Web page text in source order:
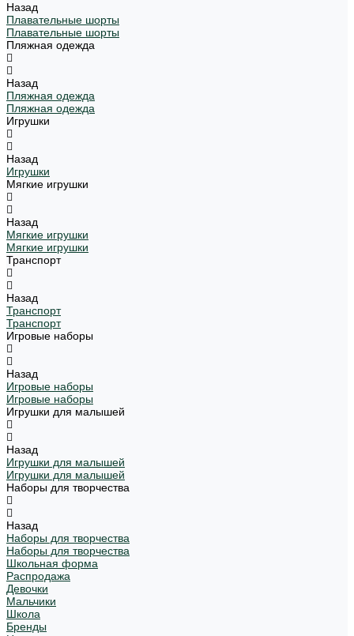
Назад
Плавательные шорты
Плавательные шорты
Пляжная одежда
Назад
Пляжная одежда
Пляжная одежда
Игрушки
Назад
Игрушки
Мягкие игрушки
Назад
Мягкие игрушки
Мягкие игрушки
Транспорт
Назад
Транспорт
Транспорт
Игровые наборы
Назад
Игровые наборы
Игровые наборы
Игрушки для малышей
Назад
Игрушки для малышей
Игрушки для малышей
Наборы для творчества
Назад
Наборы для творчества
Наборы для творчества
Школьная форма
Распродажа
Девочки
Мальчики
Школа
Бренды